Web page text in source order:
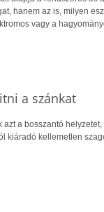
hanem az is, milyen
vagy a
a szánkat
azt a bosszantó
kiáradó kellemetlen